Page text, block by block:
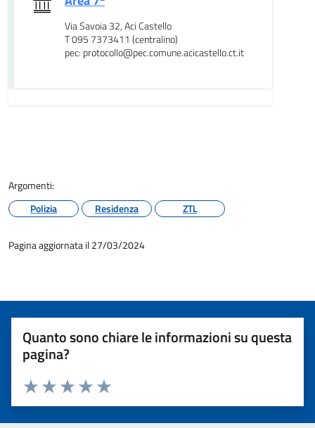
Via Savoia 32, Aci Castello
T 095 7373411 (centralino)
pec: protocollo@pec.comune.acicastello.ct.it
Argomenti:
Polizia
Residenza ZTL
Pagina aggiornata il 27/03/2024
Quanto sono chiare le informazioni su questa
pagina?
Valuta 5 stelle su 5
Valuta 4 stelle su 5
Valuta 3 stelle su 5
Valuta 2 stelle su 5
Valuta 1 stelle su 5